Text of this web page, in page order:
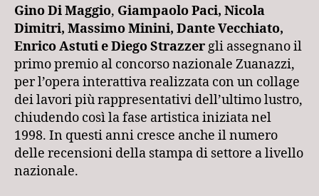
Gino Di Maggio, Giampaolo Paci, Nicola
Dimitri, Massimo Minini, Dante Vecchiato,
Enrico Astuti e Diego Strazzer gli assegnano il
primo premio al concorso nazionale Zuanazzi,
per l’opera interattiva realizzata con un collage
dei lavori più rappresentativi dell’ultimo lustro,
chiudendo così la fase artistica iniziata nel
1998. In questi anni cresce anche il numero
delle recensioni della stampa di settore a livello
nazionale.